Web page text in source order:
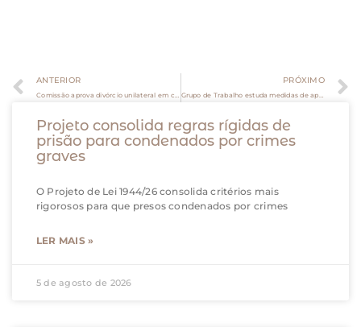
ANTERIOR PRÓXIMO
Projeto consolida regras rígidas de
prisão para condenados por crimes
graves
O Projeto de Lei 1944/26 consolida critérios mais
rigorosos para que presos condenados por crimes
LER MAIS »
5 de agosto de 2026